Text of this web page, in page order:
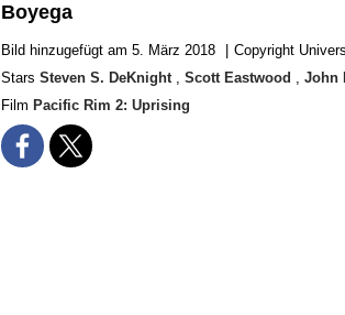
Boyega
Bild hinzugefügt am 5. März 2018
Copyright
Stars Steven S. DeKnight , Scott Eastwood , John
Film Pacific Rim 2: Uprising